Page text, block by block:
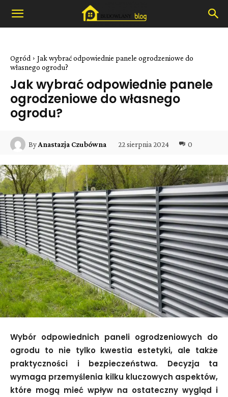
Ogród
Jak wybrać odpowiednie panele ogrodzeniowe do
własnego ogrodu?
Jak wybrać odpowiednie panele
ogrodzeniowe do własnego
ogrodu?
ByAnastazja Czubówna 22 sierpnia 2024 0
Wybór odpowiednich paneli ogrodzeniowych do
ogrodu to nie tylko kwestia estetyki, ale także
praktyczności i bezpieczeństwa. Decyzja ta
wymaga przemyślenia kilku kluczowych aspektów,
które mogą mieć wpływ na ostateczny wygląd i